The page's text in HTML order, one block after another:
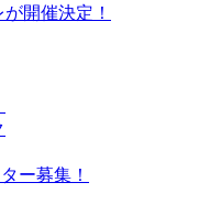
開催決定！
ー募集！